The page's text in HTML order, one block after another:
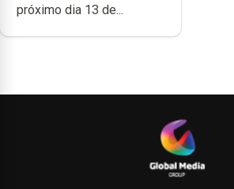
próximo dia 13 de...